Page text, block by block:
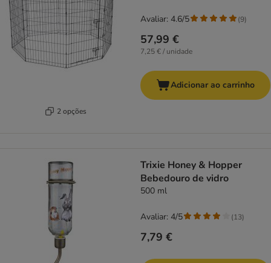
2 opções
57,99 €
7,25 € / unidade
Avaliar: 4.6/5 (9)
Adicionar ao carrinho
Trixie Honey & Hopper
Bebedouro de vidro
500 ml
7,79 €
Avaliar: 4/5 (13)